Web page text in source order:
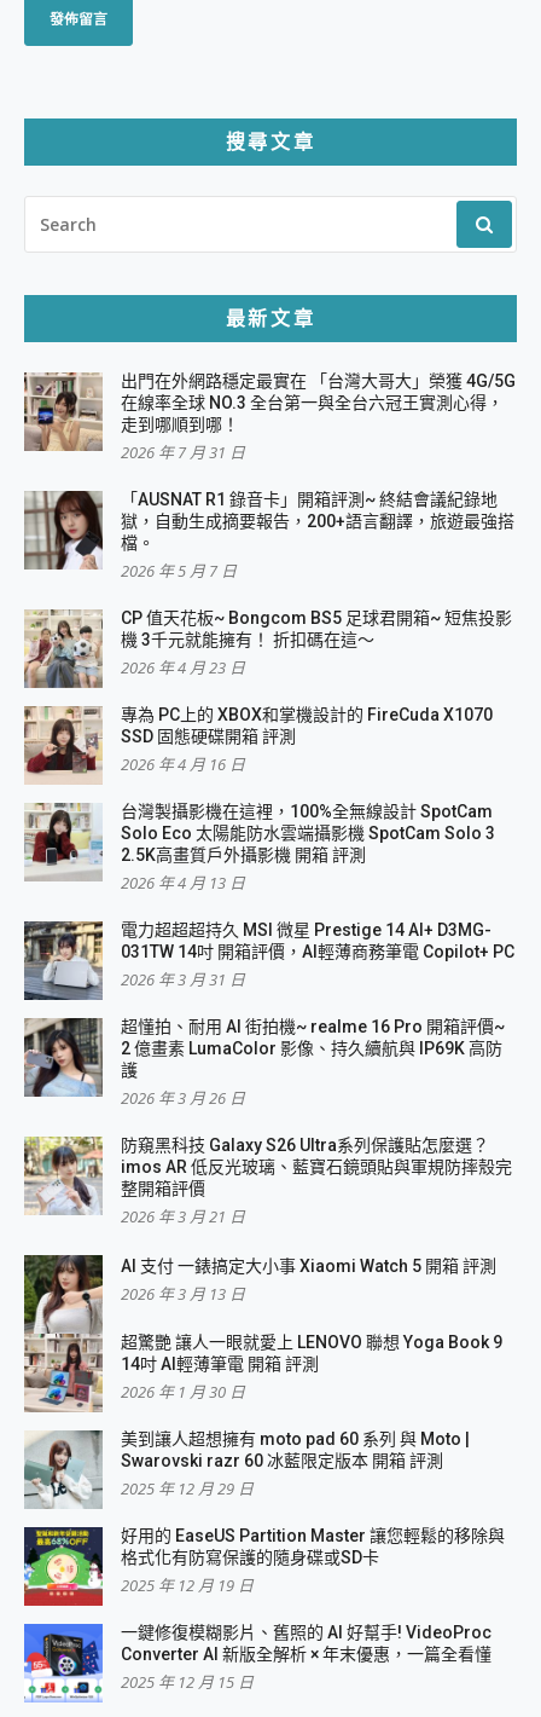
搜尋文章
FOR:
最新文章
出門在外網路穩定最實在 「台灣大哥大」榮獲 4G/5G
在線率全球 NO.3 全台第一與全台六冠王實測心得，
走到哪順到哪！
2026 年 7 月 31 日
「AUSNAT R1 錄音卡」開箱評測~ 終結會議紀錄地
獄，自動生成摘要報告，200+語言翻譯，旅遊最強搭
檔。
2026 年 5 月 7 日
CP 值天花板~ Bongcom BS5 足球君開箱~ 短焦投影
機 3千元就能擁有！ 折扣碼在這～
2026 年 4 月 23 日
專為 PC上的 XBOX和掌機設計的 FireCuda X1070
SSD 固態硬碟開箱 評測
2026 年 4 月 16 日
台灣製攝影機在這裡，100%全無線設計 SpotCam
Solo Eco 太陽能防水雲端攝影機 SpotCam Solo 3
2.5K高畫質戶外攝影機 開箱 評測
2026 年 4 月 13 日
電力超超超持久 MSI 微星 Prestige 14 AI+ D3MG-
031TW 14吋 開箱評價，AI輕薄商務筆電 Copilot+ PC
2026 年 3 月 31 日
超懂拍、耐用 AI 街拍機~ realme 16 Pro 開箱評價~
2 億畫素 LumaColor 影像、持久續航與 IP69K 高防
護
2026 年 3 月 26 日
防窺黑科技 Galaxy S26 Ultra系列保護貼怎麼選？
imos AR 低反光玻璃、藍寶石鏡頭貼與軍規防摔殼完
整開箱評價
2026 年 3 月 21 日
AI 支付 一錶搞定大小事 Xiaomi Watch 5 開箱 評測
2026 年 3 月 13 日
超驚艷 讓人一眼就愛上 LENOVO 聯想 Yoga Book 9
14吋 AI輕薄筆電 開箱 評測
2026 年 1 月 30 日
美到讓人超想擁有 moto pad 60 系列 與 Moto |
Swarovski razr 60 冰藍限定版本 開箱 評測
2025 年 12 月 29 日
好用的 EaseUS Partition Master 讓您輕鬆的移除與
格式化有防寫保護的隨身碟或SD卡
2025 年 12 月 19 日
一鍵修復模糊影片、舊照的 AI 好幫手! VideoProc
Converter AI 新版全解析 × 年末優惠，一篇全看懂
2025 年 12 月 15 日